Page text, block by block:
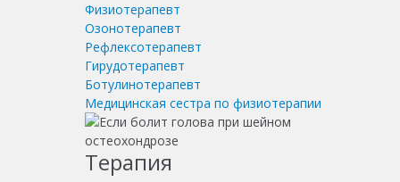
Физиотерапевт
Озонотерапевт
Рефлексотерапевт
Гирудотерапевт
Ботулинотерапевт
Медицинская сестра по физиотерапии
Терапия